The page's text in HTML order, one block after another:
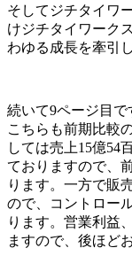
そしてジチタイワ
けジチタイワーク
わゆる成長を牽引
続いて9ページ目で
こちらも前期比較
しては売上15億54
ておりますので、
ります。一方で販
ので、コントロー
ります。 営業利益
ますので、後ほど